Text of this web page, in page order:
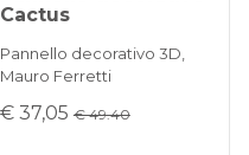
Cactus
Pannello decorativo 3D,
Mauro Ferretti
€ 37,05 € 49.40